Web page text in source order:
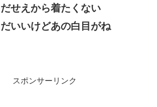
せえから着たくない
いいけどあの白目がね
スポンサーリンク